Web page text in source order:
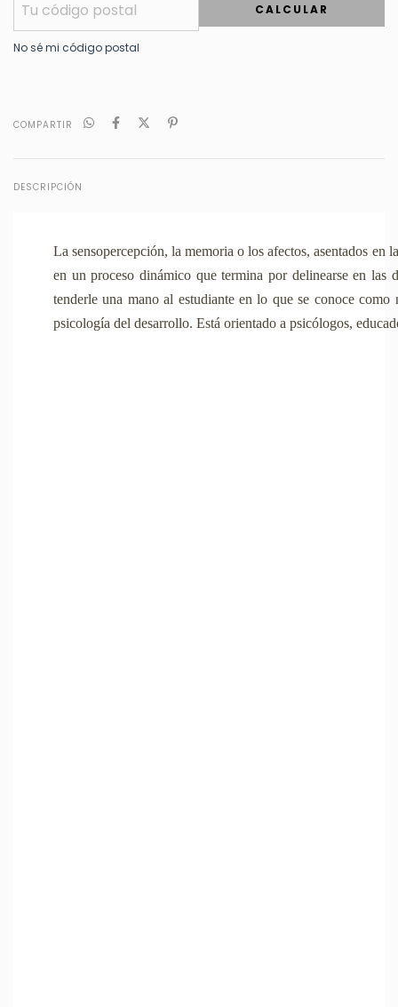
CALCULAR
No sé mi código postal
COMPARTIR
DESCRIPCIÓN
La sensopercepción, la memoria o los afectos, asentados en
en un proceso dinámico que termina por delinearse en las
tenderle una mano al estudiante en lo que se conoce
psicología del desarrollo. Está orientado a psicólogos,